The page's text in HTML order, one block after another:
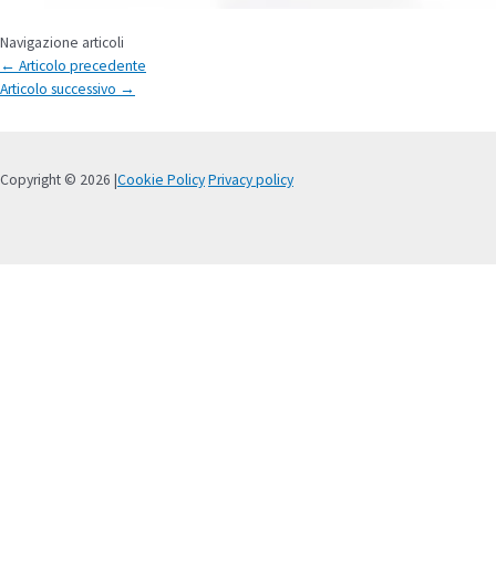
Navigazione articoli
← Articolo precedente
Articolo successivo →
Copyright © 2026 |Cookie PolicyPrivacy policy